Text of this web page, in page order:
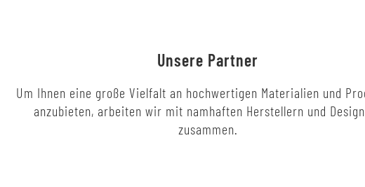
Unsere Partner
Um Ihnen eine große Vielfalt an hochwertigen Materialien und
anzubieten, arbeiten wir mit namhaften Herstellern und
zusammen.